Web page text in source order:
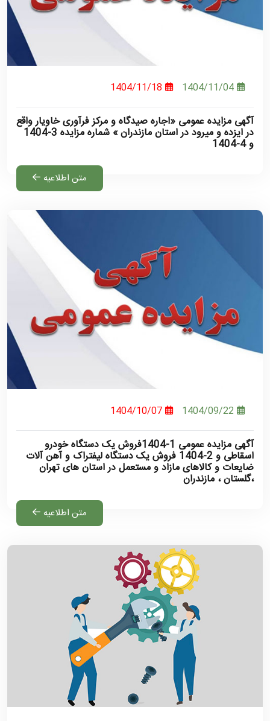
1404/11/04
1404/11/18
آگهی مزایده عمومی «اجاره صیدگاه و مرکز فرآوری خاویار واقع
در ایزده و میرود در استان مازندران » شماره مزایده 3-1404
و 4-1404
متن اطلاعیه
1404/09/22
1404/10/07
آگهی مزایده عمومی 1-1404فروش یک دستگاه خودرو
اسقاطی و 2-1404 فروش یک دستگاه لیفتراک و آهن آلات
ضایعات و کالاهای مازاد و مستعمل در استان های تهران
،گلستان ، مازندران
متن اطلاعیه